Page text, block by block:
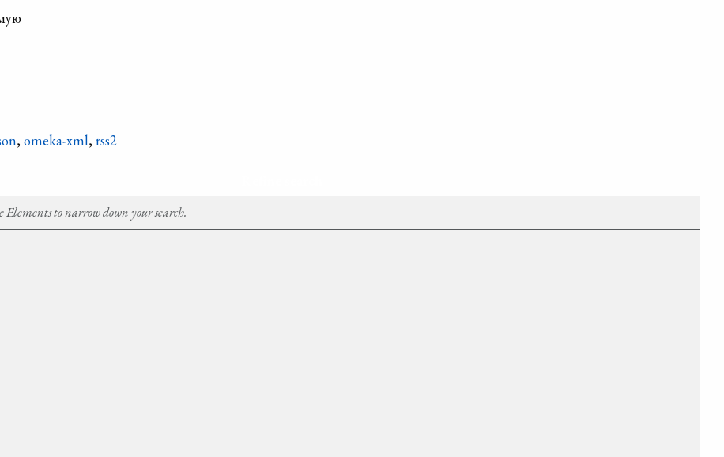
,omeka-xml,rss2
Elements to narrow down your search.